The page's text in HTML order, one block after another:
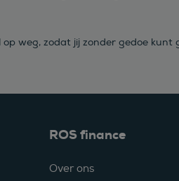
op weg, zodat jij zonder gedoe
ROS finance
Over ons